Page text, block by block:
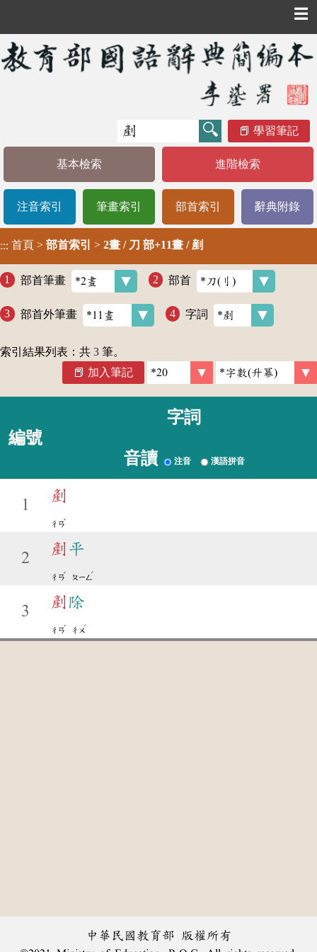
☰
學習筆記
基本檢索 進階檢索
注音索引 筆畫索引 部首索引 辭典附錄
::: 首頁 > 部首索引 > 2畫 / 刀 部+11畫 / 剷
部首筆畫 部首
部首外筆畫 字詞
索引結果列表：共 3 筆。
加入筆記
編號
字詞
音讀 注音 漢語拼音
1
剷
ㄔㄢ
ˇ
2
剷 平
ㄔㄢ
ˇ
ㄆㄧㄥ
ˊ
3
剷 除
ㄔㄢ
ˇ
ㄔㄨ
ˊ
中華民國教育部 版權所有